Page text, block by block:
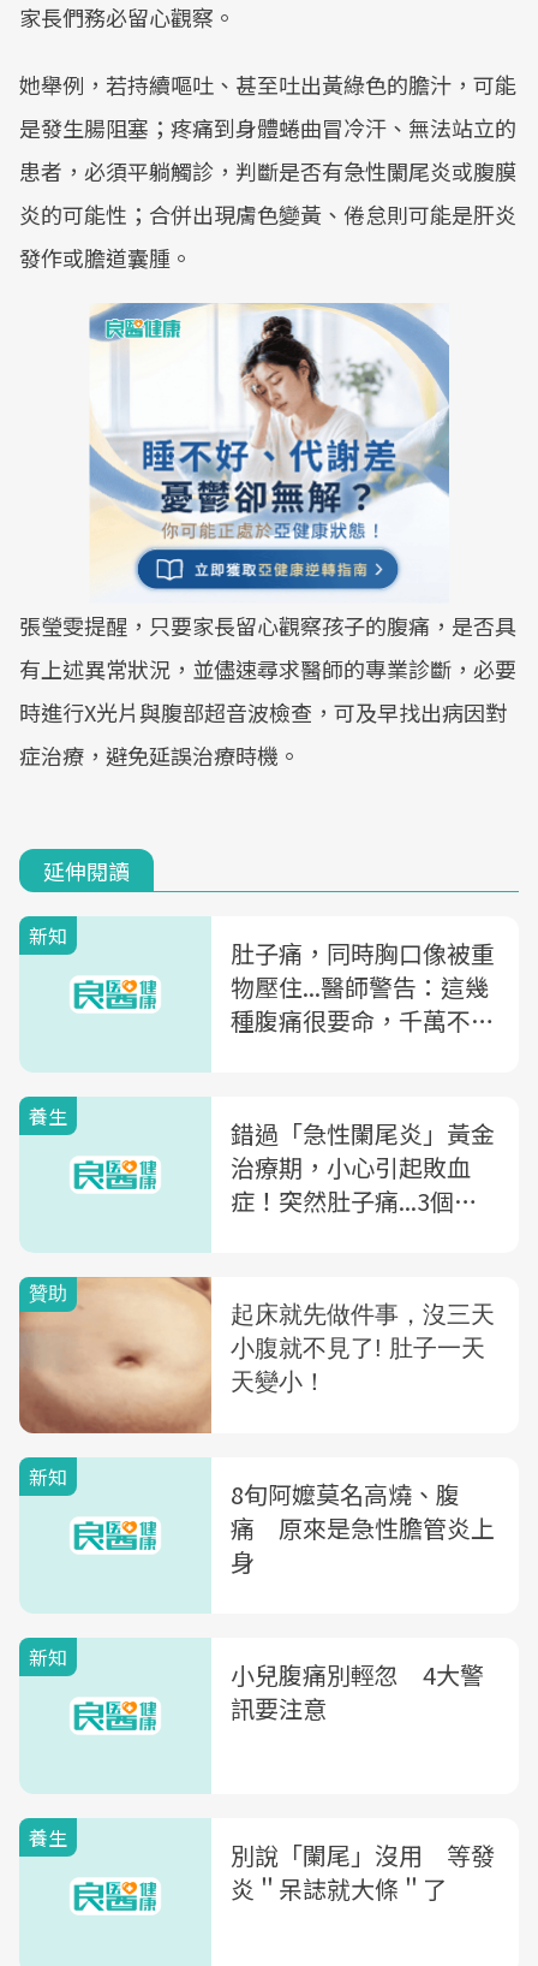
家長們務必留心觀察。
她舉例，若持續嘔吐、甚至吐出黃綠色的膽汁，可能
是發生腸阻塞；疼痛到身體蜷曲冒冷汗、無法站立的
患者，必須平躺觸診，判斷是否有急性闌尾炎或腹膜
炎的可能性；合併出現膚色變黃、倦怠則可能是肝炎
發作或膽道囊腫。
張瑩雯提醒，只要家長留心觀察孩子的腹痛，是否具
有上述異常狀況，並儘速尋求醫師的專業診斷，必要
時進行X光片與腹部超音波檢查，可及早找出病因對
症治療，避免延誤治療時機。
延伸閱讀
新知
肚子痛，同時胸口像被重
物壓住...醫師警告：這幾
種腹痛很要命，千萬不能
養生
錯過「急性闌尾炎」黃金
治療期，小心引起敗血
症！突然肚子痛...3個你
新知
8旬阿嬤莫名高燒、腹
痛 原來是急性膽管炎上
身
新知
小兒腹痛別輕忽 4大警
訊要注意
養生
別說「闌尾」沒用 等發
炎＂呆誌就大條＂了